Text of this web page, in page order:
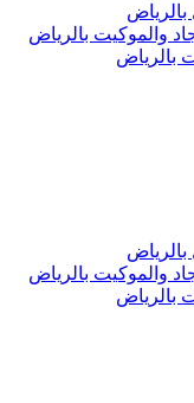
والموكيت بالرياض
بالرياض
والموكيت بالرياض
بالرياض